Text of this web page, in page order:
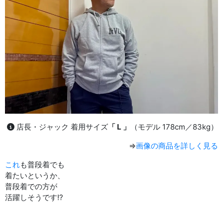
店長・ジャック 着用サイズ 「 L 」
（モデル 178cm／83kg）
⇒画像の商品を詳しく見る
これも普段着でも
着たいというか、
普段着での方が
活躍しそうです!?